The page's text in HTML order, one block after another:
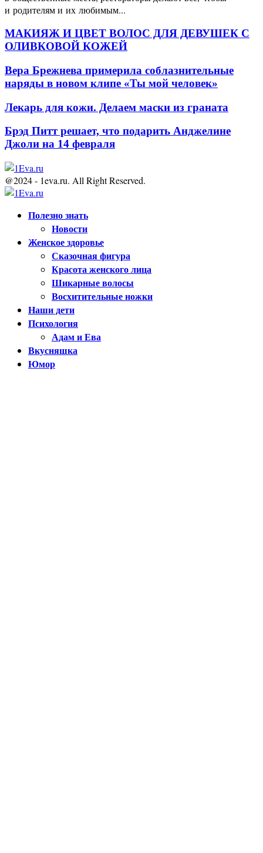
и родителям и их любимым...
МАКИЯЖ И ЦВЕТ ВОЛОС ДЛЯ ДЕВУШЕК С
ОЛИВКОВОЙ КОЖЕЙ
Вера Брежнева примерила соблазнительные
наряды в новом клипе «Ты мой человек»
Лекарь для кожи. Делаем маски из граната
Брэд Питт решает, что подарить Анджелине
Джоли на 14 февраля
@2024 - 1eva.ru. All Right Reserved.
Полезно знать
Новости
Женское здоровье
Сказочная фигура
Красота женского лица
Шикарные волосы
Восхитительные ножки
Наши дети
Психология
Адам и Ева
Вкусняшка
Юмор